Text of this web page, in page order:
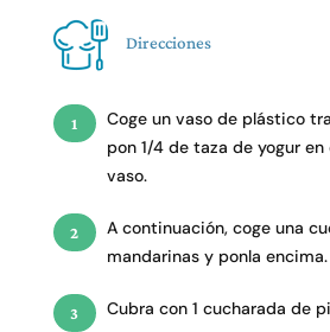
Direcciones
Coge un vaso de plástico
pon 1/4 de taza de yogur
vaso.
A continuación, coge una
mandarinas y ponla encima.
Cubra con 1 cucharada de